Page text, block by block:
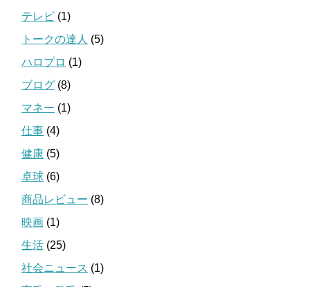
テレビ (1)
トークの達人 (5)
ハロプロ (1)
ブログ (8)
マネー (1)
仕事 (4)
健康 (5)
卓球 (6)
商品レビュー (8)
映画 (1)
生活 (25)
社会ニュース (1)